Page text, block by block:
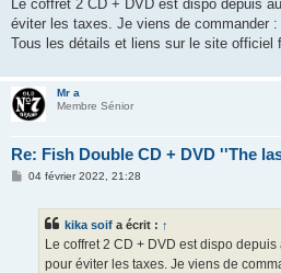
a
g
Le coffret 2 CD + DVD est dispo depuis
éviter les taxes. Je viens de commander
Tous les détails et liens sur le site officiel
Mr a
Membre Sénior
Re: Fish Double CD + DVD ''The
M04 février 2022, 21:28
kika soif a écrit : ↑
Le coffret 2 CD + DVD est dispo
pour éviter les taxes. Je viens de